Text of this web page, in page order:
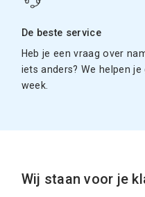
De beste service
Heb je een vraag over
iets anders? We helpen
week.
Wij staan voor je